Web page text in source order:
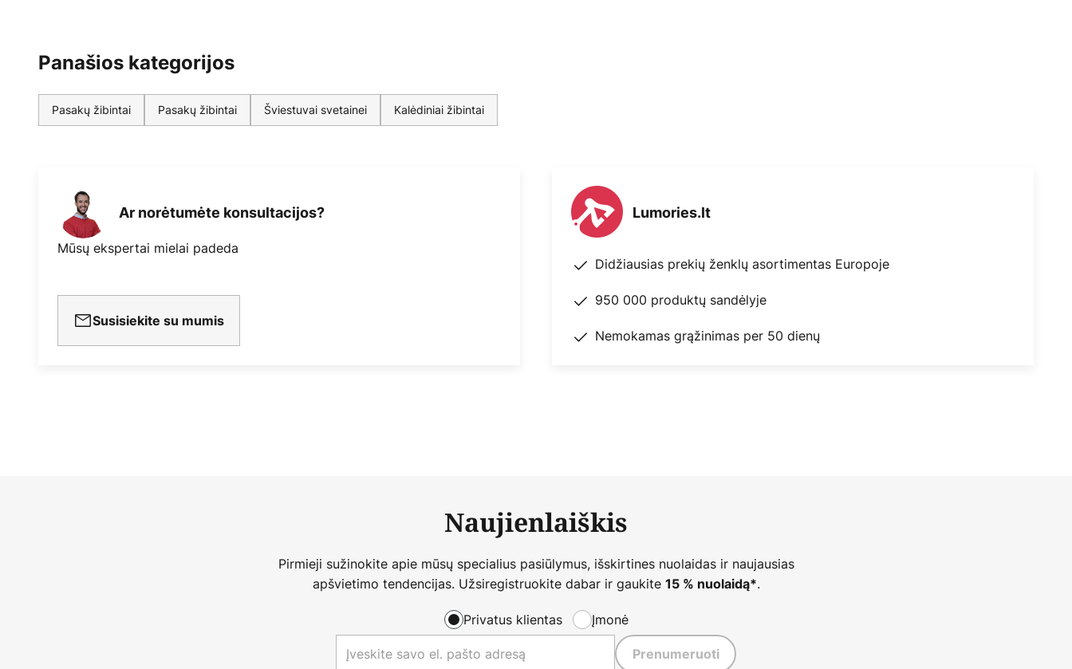
Panašios kategorijos
Pasakų žibintai Pasakų žibintai Šviestuvai svetainei Kalėdiniai žibintai
Ar norėtumėte konsultacijos?
Mūsų ekspertai mielai padeda
Susisiekite su mumis
Lumories.lt
Didžiausias prekių ženklų asortimentas Europoje
950 000 produktų sandėlyje
Nemokamas grąžinimas per 50 dienų
Naujienlaiškis
Pirmieji sužinokite apie mūsų specialius pasiūlymus, išskirtines nuolaidas ir naujausias
apšvietimo tendencijas. Užsiregistruokite dabar ir gaukite 15 % nuolaidą*.
Privatus klientas Įmonė
Prenumeruoti